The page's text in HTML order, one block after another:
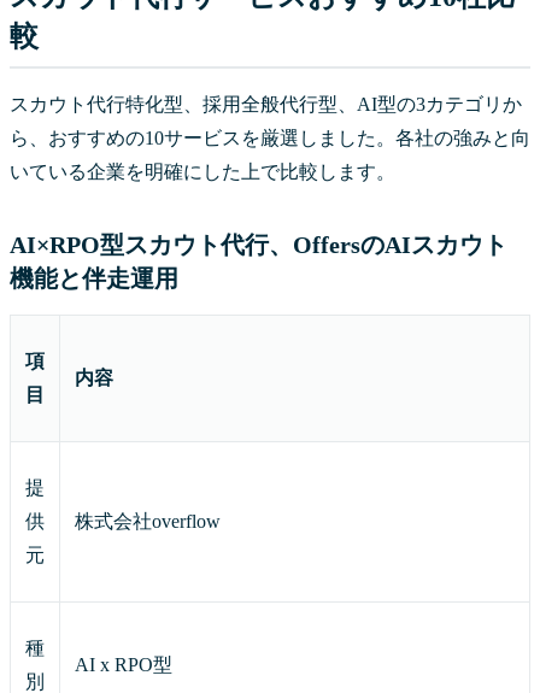
較
スカウト代行特化型、採用全般代行型、AI型の3カテゴリか
ら、おすすめの10サービスを厳選しました。各社の強みと向
いている企業を明確にした上で比較します。
AI×RPO型スカウト代行、OffersのAIスカウト
機能と伴走運用
項
目
内容
提
供
元
株式会社overflow
種
別
AI x RPO型